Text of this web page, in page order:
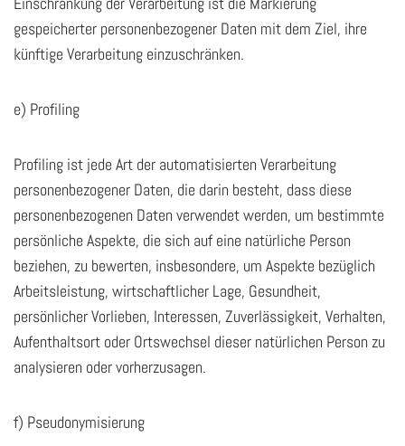
gespeicherter personenbezogener Daten mit dem Ziel, ihre
künftige Verarbeitung einzuschränken.
e) Profiling
Profiling ist jede Art der automatisierten Verarbeitung
personenbezogener Daten, die darin besteht, dass diese
personenbezogenen Daten verwendet werden, um bestimmte
persönliche Aspekte, die sich auf eine natürliche Person
beziehen, zu bewerten, insbesondere, um Aspekte bezüglich
Arbeitsleistung, wirtschaftlicher Lage, Gesundheit,
persönlicher Vorlieben, Interessen, Zuverlässigkeit, Verhalten,
Aufenthaltsort oder Ortswechsel dieser natürlichen Person zu
analysieren oder vorherzusagen.
f) Pseudonymisierung